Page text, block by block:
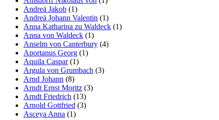
Andreä Jakob (1)
Andreä Johann Valentin (1)
Anna Katharina zu Waldeck (1)
Anna von Waldeck (1)
Anselm von Canterbury (4)
Aportanus Georg (1)
Aquila Caspar(1)
Argula von Grumbach (3)
Arnd Johann (8)
Arndt Ernst Moritz (3)
Arndt Friedrich (13)
Arnold Gottfried (3)
Asceya Anna (1)